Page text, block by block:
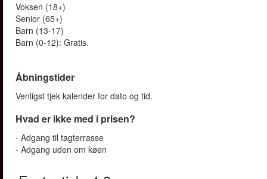
Voksen (18+)
Senior (65+)
Barn (13-17)
Barn (0-12): Gratis.
Åbningstider
Venligst tjek kalender for dato og tid.
Hvad er ikke med i prisen?
- Adgang til tagterrasse
- Adgang uden om køen